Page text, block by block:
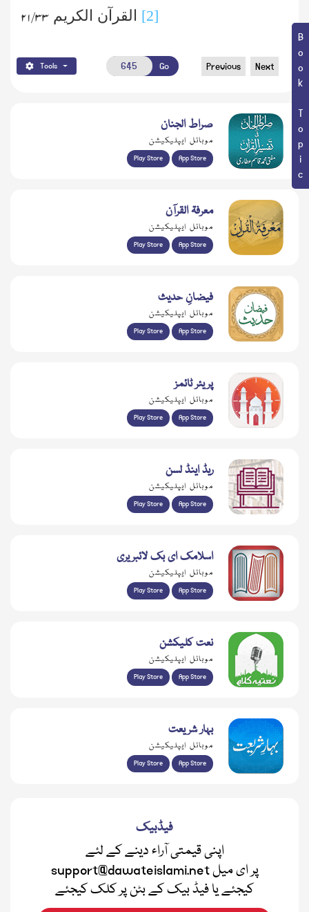
Book Topic
[2] القرآن الکریم ۳۳/ ۲۱
Tools Go Previous Next
صراط الجنان
موبائل ایپلیکیشن
Play Store App Store
معرفۃ القرآن
موبائل ایپلیکیشن
Play Store App Store
فیضانِ حدیث
موبائل ایپلیکیشن
Play Store App Store
پریئر ٹائمز
موبائل ایپلیکیشن
Play Store App Store
ریڈ اینڈ لسن
موبائل ایپلیکیشن
Play Store App Store
اسلامک ای بک لائبریری
موبائل ایپلیکیشن
Play Store App Store
نعت کلیکشن
موبائل ایپلیکیشن
Play Store App Store
بہار شریعت
موبائل ایپلیکیشن
Play Store App Store
فیڈبیک
اپنی قیمتی آراء دینے کے لئے
support@dawateislami.net پر ای میل
کیجئے یا فیڈ بیک کے بٹن پر کلک کیجئے